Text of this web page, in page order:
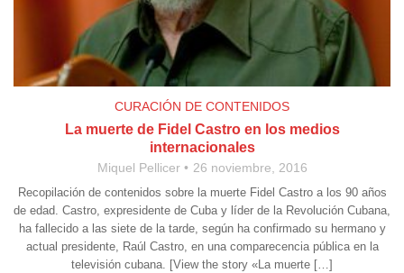
CURACIÓN DE CONTENIDOS
La muerte de Fidel Castro en los medios
internacionales
Miquel Pellicer 26 noviembre, 2016
Recopilación de contenidos sobre la muerte Fidel Castro a los 90 años
de edad. Castro, expresidente de Cuba y líder de la Revolución Cubana,
ha fallecido a las siete de la tarde, según ha confirmado su hermano y
actual presidente, Raúl Castro, en una comparecencia pública en la
televisión cubana. [View the story «La muerte […]